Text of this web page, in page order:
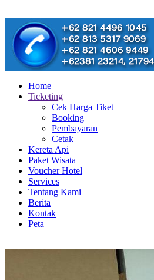
Home
Ticketing
Cek Harga Tiket
Booking
Pembayaran
Cetak
Kereta Api
Paket Wisata
Voucher Hotel
Services
Tentang Kami
Berita
Kontak
Peta